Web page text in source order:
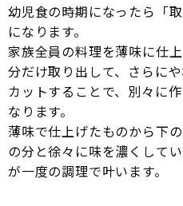
幼児食の時期になったら「
になります。
家族全員の料理を薄味に仕
分だけ取り出して、さらに
カットすることで、別々に
なります。
薄味で仕上げたものから下
の分と徐々に味を濃くして
が一度の調理で叶います。